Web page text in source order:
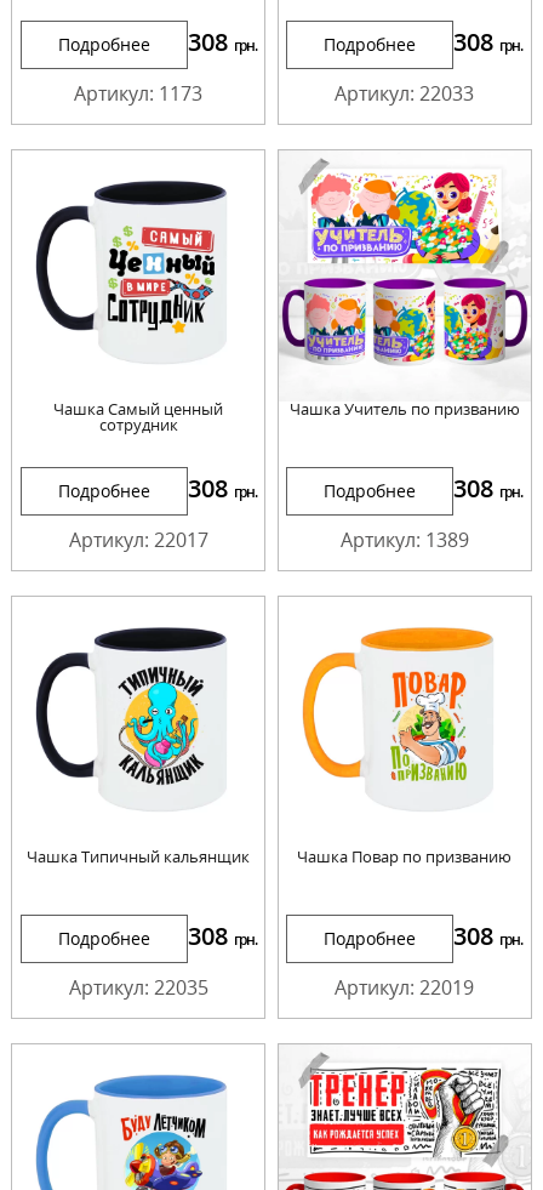
Подробнее 308 грн.
Артикул: 1173
Подробнее 308 грн.
Артикул: 22033
Чашка Самый ценный
сотрудник
Подробнее 308 грн.
Артикул: 22017
Чашка Учитель по призванию
Подробнее 308 грн.
Артикул: 1389
Чашка Типичный кальянщик
Подробнее 308 грн.
Артикул: 22035
Чашка Повар по призванию
Подробнее 308 грн.
Артикул: 22019